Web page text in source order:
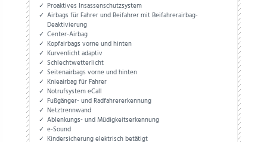
Proaktives Insassenschutzsystem
Airbags für Fahrer und Beifahrer mit Beifahrerairbag-
Deaktivierung
Center-Airbag
Kopfairbags vorne und hinten
Kurvenlicht adaptiv
Schlechtwetterlicht
Seitenairbags vorne und hinten
Knieairbag für Fahrer
Notrufsystem eCall
Fußgänger- und Radfahrererkennung
Netztrennwand
Ablenkungs- und Müdigkeitserkennung
e-Sound
Kindersicherung elektrisch betätigt